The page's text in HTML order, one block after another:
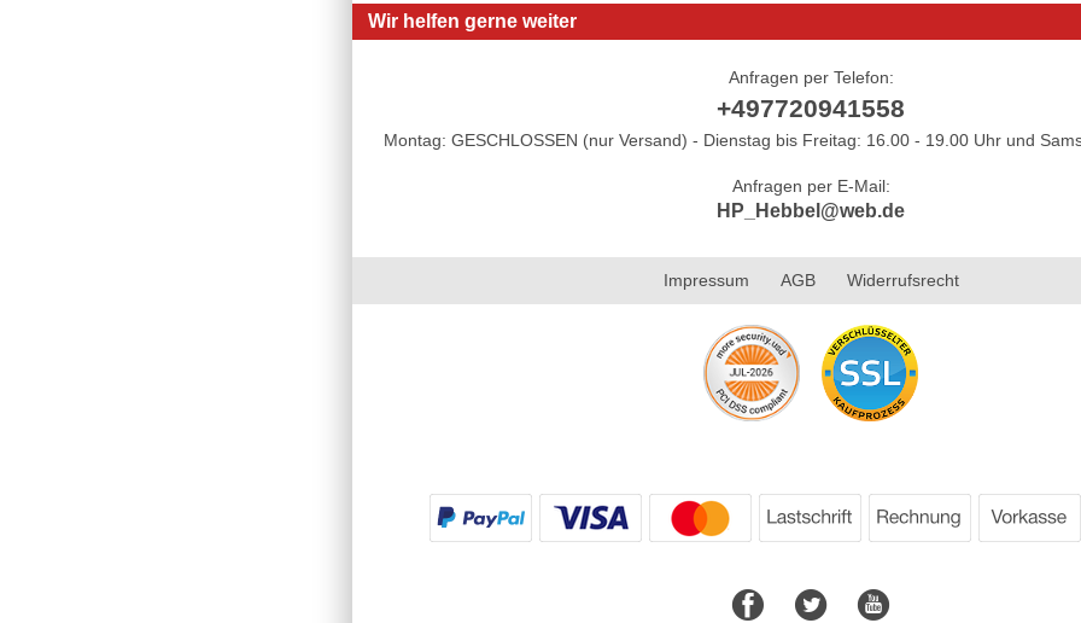
Wir helfen gerne weiter
Anfragen per Telefon:
+497720941558
Montag: GESCHLOSSEN (nur Versand) - Dienstag bis Freitag: 16.00 - 19.00 Uhr und
Anfragen per E-Mail:
HP_Hebbel@web.de
Impressum AGB Widerrufsrecht